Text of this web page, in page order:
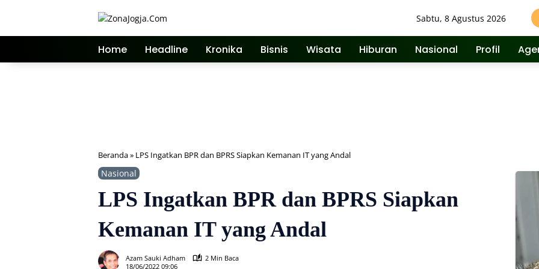
Sabtu, 8 Agustus 2026
Home Headline Kronika Bisnis Wisata Hiburan Nasional Profil
Beranda» LPS Ingatkan BPR dan BPRS Siapkan Kemanan IT yang Andal
Nasional
LPS Ingatkan BPR dan BPRS Siapkan
Kemanan IT yang Andal
Azam Sauki Adham
2 Min Baca
18/06/2022 09:06